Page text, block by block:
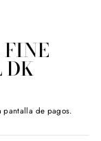
DK
pantalla de pagos.